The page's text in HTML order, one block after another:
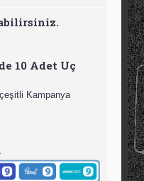
10 Adet Uç
Kampanya